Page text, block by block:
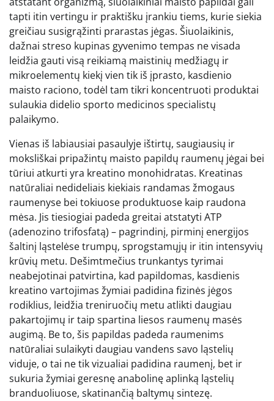
tapti itin vertingu ir praktišku įrankiu tiems, kurie siekia
greičiau susigrąžinti prarastas jėgas. Šiuolaikinis,
dažnai streso kupinas gyvenimo tempas ne visada
leidžia gauti visą reikiamą maistinių medžiagų ir
mikroelementų kiekį vien tik iš įprasto, kasdienio
maisto raciono, todėl tam tikri koncentruoti produktai
sulaukia didelio sporto medicinos specialistų
palaikymo.
Vienas iš labiausiai pasaulyje ištirtų, saugiausių ir
moksliškai pripažintų maisto papildų raumenų jėgai bei
tūriui atkurti yra kreatino monohidratas. Kreatinas
natūraliai nedideliais kiekiais randamas žmogaus
raumenyse bei tokiuose produktuose kaip raudona
mėsa. Jis tiesiogiai padeda greitai atstatyti ATP
(adenozino trifosfatą) – pagrindinį, pirminį energijos
šaltinį ląstelėse trumpų, sprogstamųjų ir itin intensyvių
krūvių metu. Dešimtmečius trunkantys tyrimai
neabejotinai patvirtina, kad papildomas, kasdienis
kreatino vartojimas žymiai padidina fizinės jėgos
rodiklius, leidžia treniruočių metu atlikti daugiau
pakartojimų ir taip spartina liesos raumenų masės
augimą. Be to, šis papildas padeda raumenims
natūraliai sulaikyti daugiau vandens savo ląstelių
viduje, o tai ne tik vizualiai padidina raumenį, bet ir
sukuria žymiai geresnę anabolinę aplinką ląstelių
branduoliuose, skatinančią baltymų sintezę.